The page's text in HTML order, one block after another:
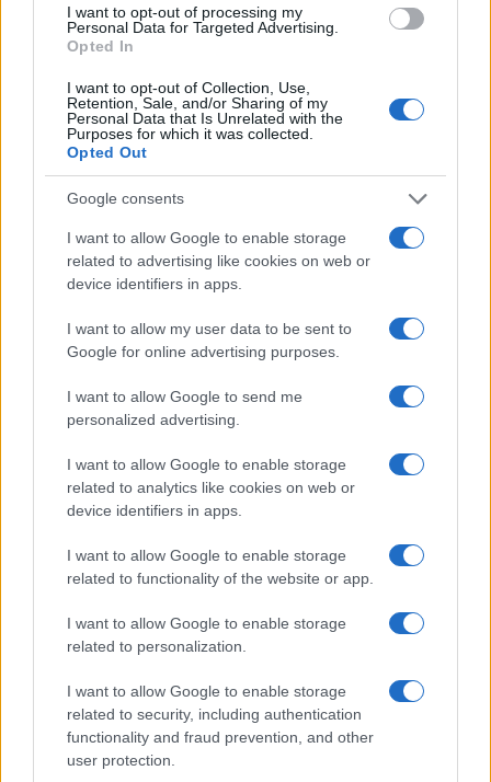
I want to opt-out of processing my
Personal Data for Targeted Advertising.
Opted In
I want to opt-out of Collection, Use,
Retention, Sale, and/or Sharing of my
Personal Data that Is Unrelated with the
Purposes for which it was collected.
Opted Out
Google consents
I want to allow Google to enable storage
related to advertising like cookies on web or
device identifiers in apps.
I want to allow my user data to be sent to
Google for online advertising purposes.
I want to allow Google to send me
personalized advertising.
I want to allow Google to enable storage
related to analytics like cookies on web or
device identifiers in apps.
I want to allow Google to enable storage
related to functionality of the website or app.
I want to allow Google to enable storage
related to personalization.
I want to allow Google to enable storage
related to security, including authentication
functionality and fraud prevention, and other
user protection.
sufficientecliccare quiper iscriversi al canale ed
essere sempre aggiornati (gratis).
#FRATELLI D'ITALIA
4
Più lodi al Sud che al Nord (e
relativi bonus). La maturità
ormai è una barzelletta
Il sistema non premia il merito ma la latitudine in
cui ci si diploma. Troppi prof interni: di fatto
auto-valutano il loro insegnamento
Giulio Alfredo Galetti
7 Agosto 2026, 18:00
1.3k